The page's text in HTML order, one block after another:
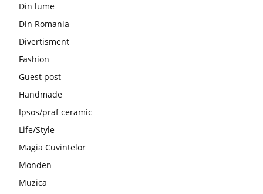
Din lume
Din Romania
Divertisment
Fashion
Guest post
Handmade
Ipsos/praf ceramic
Life/Style
Magia Cuvintelor
Monden
Muzica